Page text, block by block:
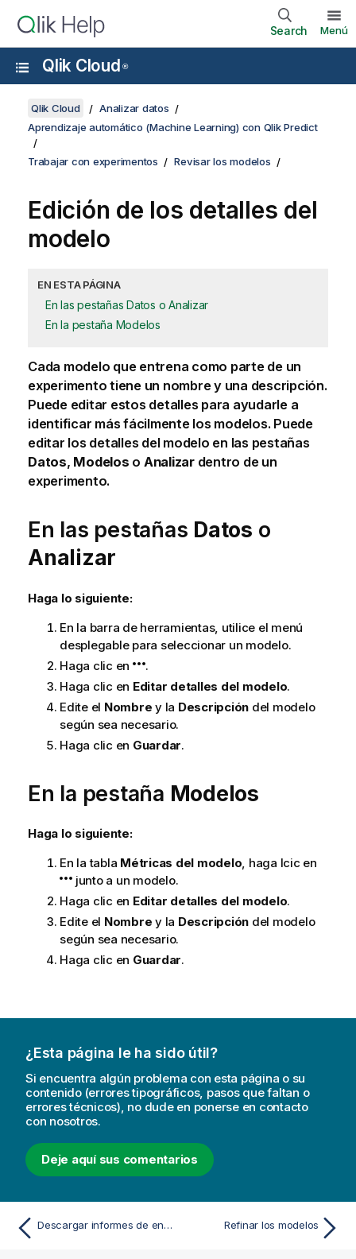
Search Menú
Qlik Cloud ®
Qlik Cloud
Analizar datos
Aprendizaje automático (Machine Learning) con Qlik Predict
Trabajar con experimentos Revisar los modelos
Edición de los detalles del
modelo
EN ESTA PÁGINA
En las pestañas Datos o Analizar
En la pestaña Modelos
Cada modelo que entrena como parte de un
experimento tiene un nombre y una descripción.
Puede editar estos detalles para ayudarle a
identificar más fácilmente los modelos. Puede
editar los detalles del modelo en las pestañas
Datos, Modelos o Analizardentro de un
experimento.
En las pestañas Datos o
Analizar
Haga lo siguiente:
En la barra de herramientas, utilice el menú
desplegable para seleccionar un modelo.
Haga clic en
.
Haga clic en Editar detalles del modelo.
Edite el Nombre y la Descripción del modelo
según sea necesario.
Haga clic en Guardar.
En la pestaña Modelos
Haga lo siguiente:
En la tabla Métricas del modelo, haga lcic en
junto a un modelo.
Haga clic en Editar detalles del modelo.
Edite el Nombre y la Descripción del modelo
según sea necesario.
Haga clic en Guardar.
¿Esta página le ha sido útil?
Si encuentra algún problema con esta página o su
contenido (errores tipográficos, pasos que faltan o
errores técnicos), no dude en ponerse en contacto
con nosotros.
Deje aquí sus comentarios
Descargar informes de entrenamiento de ML Refinar los modelos